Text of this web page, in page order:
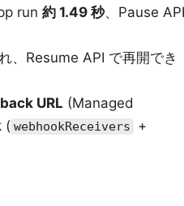
run 約 1.49 秒、Pause API
、Resume API で再開でき
URL (Managed
( webhookReceivers +